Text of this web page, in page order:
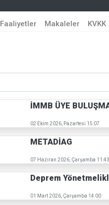
Faaliyetler Makaleler KVKK
İMMB ÜYE
02 Ekim 2026, Pazartesi 15:07
METADİAG
07 Haziran 2026, Çarşamba 11:43
Deprem
01 Mart 2026, Çarşamba 14:00